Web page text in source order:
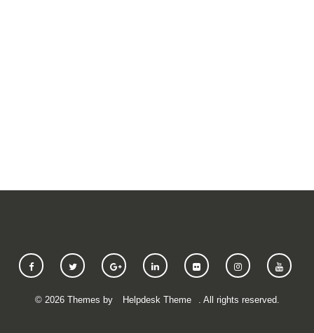
© 2026Themes by Helpdesk Theme . All rights reserved.